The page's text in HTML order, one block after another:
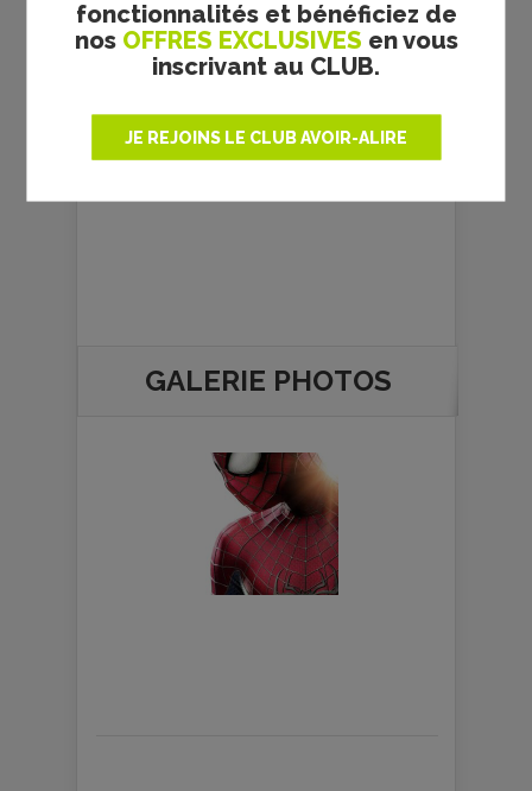
fonctionnalités et bénéficiez de
nos OFFRES EXCLUSIVES en vous
inscrivant au CLUB.
JE REJOINS LE CLUB AVOIR-ALIRE
Pierre Vedral
GALERIE PHOTOS